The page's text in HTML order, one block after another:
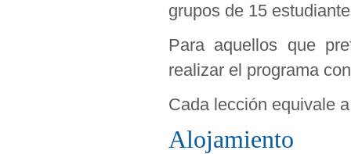
grupos de 15
Para aquellos que
realizar el programa
Cada lección equivale
Alojamiento